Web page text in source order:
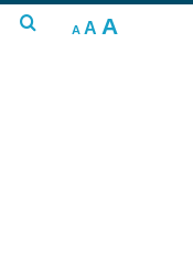
A DECREASE
FONT
A RESET
FONT
SIZE.
AFONT
SIZE.